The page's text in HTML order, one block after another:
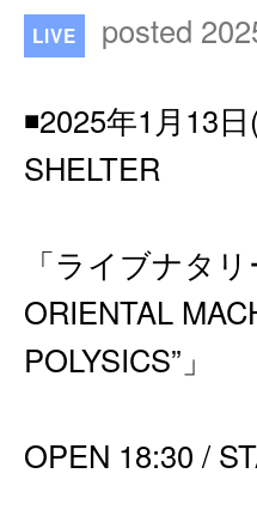
LIVE posted
◾️2025年1月13
SHELTER
「ライブナタ
ORIENTAL
POLYSICS”」
OPEN 18:30 /